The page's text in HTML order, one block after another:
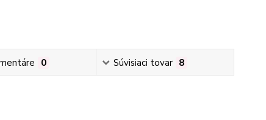
0 Súvisiaci tovar 8